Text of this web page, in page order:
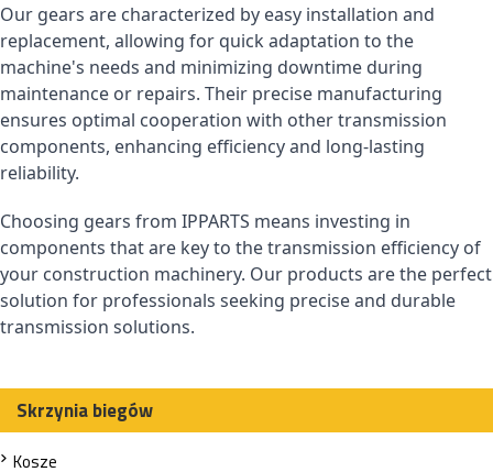
Our gears are characterized by easy installation and
replacement, allowing for quick adaptation to the
machine's needs and minimizing downtime during
maintenance or repairs. Their precise manufacturing
ensures optimal cooperation with other transmission
components, enhancing efficiency and long-lasting
reliability.
Choosing gears from IPPARTS means investing in
components that are key to the transmission efficiency of
your construction machinery. Our products are the perfect
solution for professionals seeking precise and durable
transmission solutions.
Skrzynia biegów
Kosze